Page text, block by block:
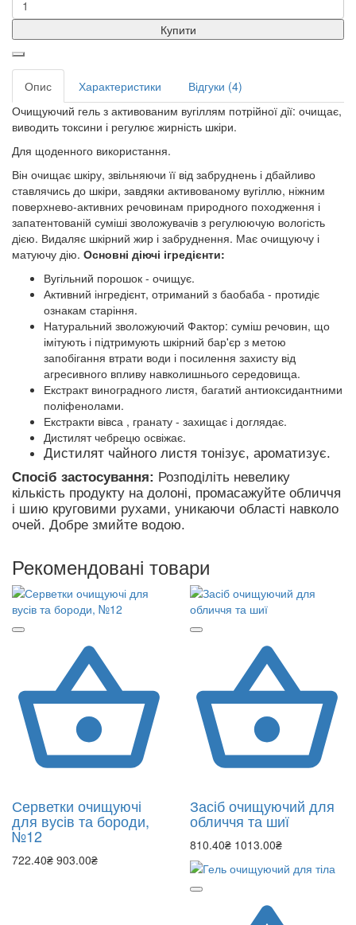
Купити
Опис Характеристики
Відгуки (4)
Очищуючий гель з активованим вугіллям потрійної дії: очищає,
виводить токсини і регулює жирність шкіри.
Для щоденного використання.
Він очищає шкіру, звільняючи її від забруднень і дбайливо
ставлячись до шкіри, завдяки активованому вугіллю, ніжним
поверхнево-активних речовинам природного походження і
запатентованій суміші зволожувачів з регулюючую вологість
дією. Видаляє шкірний жир і забруднення. Має очищуючу і
матуючу дію. Основні діючі ігредієнти:
Вугільний порошок - очищує.
Активний інгредієнт, отриманий з баобаба - протидіє
ознакам старіння.
Натуральний зволожуючий Фактор: суміш речовин, що
імітують і підтримують шкірний бар'єр з метою
запобігання втрати води і посилення захисту від
агресивного впливу навколишнього середовища.
Екстракт виноградного листя, багатий антиоксидантними
поліфенолами.
Екстракти вівса , гранату - захищає і доглядає.
Дистилят чебрецю освіжає.
Дистилят чайного листя тонізує, ароматизує.
Спосіб застосування: Розподіліть невелику
кількість продукту на долоні, промасажуйте обличчя
і шию круговими рухами, уникаючи області навколо
очей. Добре змийте водою.
Рекомендовані товари
Серветки очищуючі
для вусів та бороди,
№12
722.40₴ 903.00₴
Засіб очищуючий для
обличчя та шиї
810.40₴ 1013.00₴